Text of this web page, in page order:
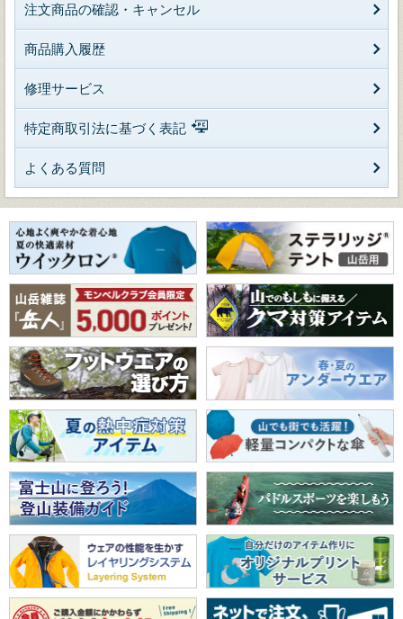
注文商品の確認・キャンセル
商品購入履歴
修理サービス
特定商取引法に基づく表記
よくある質問